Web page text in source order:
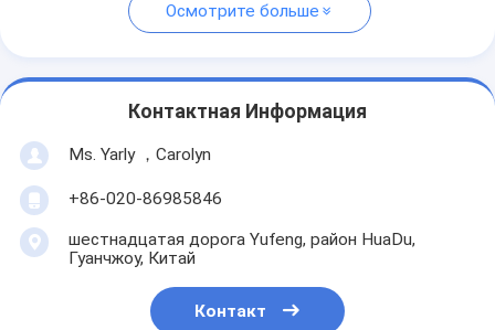
Осмотрите больше
Контактная Информация
Ms. Yarly ，Carolyn
+86-020-86985846
шестнадцатая дорога Yufeng, район HuaDu,
Гуанчжоу, Китай
Контакт